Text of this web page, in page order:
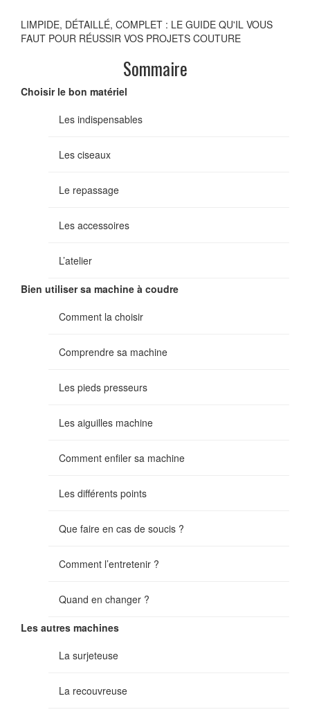
LIMPIDE, DÉTAILLÉ, COMPLET : LE GUIDE QU'IL VOUS
FAUT POUR RÉUSSIR VOS PROJETS COUTURE
Sommaire
Choisir le bon matériel
Les indispensables
Les ciseaux
Le repassage
Les accessoires
L’atelier
Bien utiliser sa machine à coudre
Comment la choisir
Comprendre sa machine
Les pieds presseurs
Les aiguilles machine
Comment enfiler sa machine
Les différents points
Que faire en cas de soucis ?
Comment l’entretenir ?
Quand en changer ?
Les autres machines
La surjeteuse
La recouvreuse